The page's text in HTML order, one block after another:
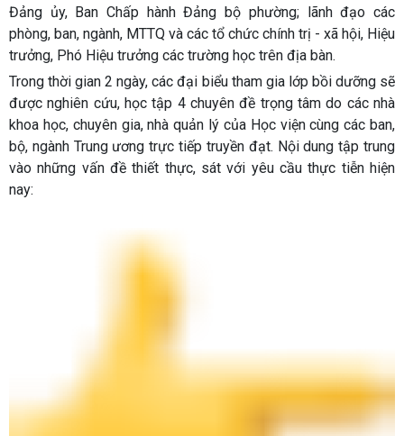
Đảng ủy, Ban Chấp hành Đảng bộ phường; lãnh đạo các
phòng, ban, ngành, MTTQ và các tổ chức chính trị - xã hội, Hiệu
trưởng, Phó Hiệu trưởng các trường học trên địa bàn.
Trong thời gian 2 ngày, các đại biểu tham gia lớp bồi dưỡng sẽ
được nghiên cứu, học tập 4 chuyên đề trọng tâm do các nhà
khoa học, chuyên gia, nhà quản lý của Học viện cùng các ban,
bộ, ngành Trung ương trực tiếp truyền đạt. Nội dung tập trung
vào những vấn đề thiết thực, sát với yêu cầu thực tiễn hiện
nay: